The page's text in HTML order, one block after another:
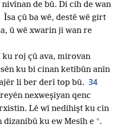
de bû. Di cih de wan
Îsa çû ba wê, destê wê girt
û wê xwarin ji wan re
ku roj çû ava, mirovan
ku bi cinan ketibûn anîn
li ber derî top bû. 34
nexweşiyan qenc
Lê wî nedihişt ku cin
ku ew Mesîh e *.